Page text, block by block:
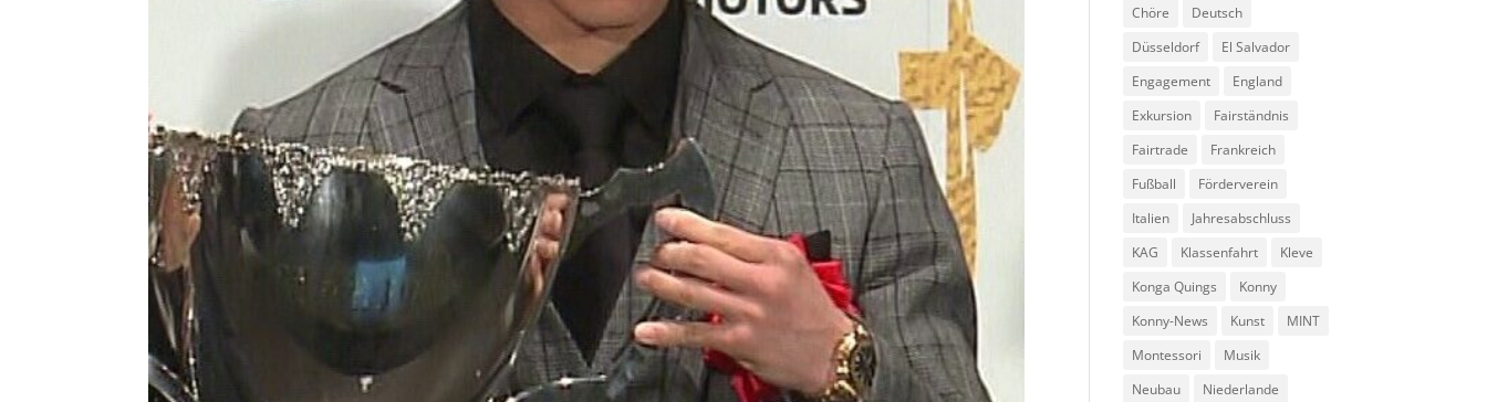
Chöre
Deutsch
Düsseldorf
El Salvador
Engagement
England
Exkursion
Fairständnis
Fairtrade
Frankreich
Fußball
Förderverein
Italien
Jahresabschluss
KAG
Klassenfahrt
Kleve
Konga Quings
Konny
Konny-News
Kunst
MINT
Montessori
Musik
Neubau
Niederlande